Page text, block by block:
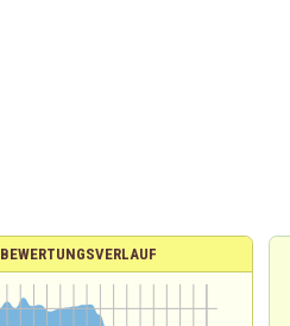
BEWERTUNGSVERLAUF